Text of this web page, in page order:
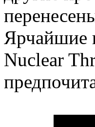
Ярчайшие
Nuclear